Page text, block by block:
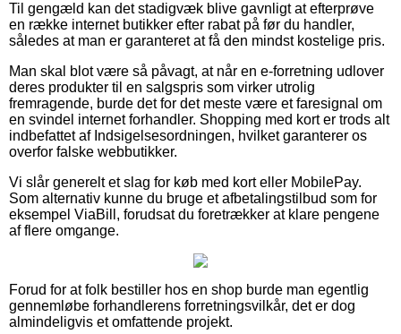
Til gengæld kan det stadigvæk blive gavnligt at efterprøve
en række internet butikker efter rabat på før du handler,
således at man er garanteret at få den mindst kostelige pris.
Man skal blot være så påvagt, at når en e-forretning udlover
deres produkter til en salgspris som virker utrolig
fremragende, burde det for det meste være et faresignal om
en svindel internet forhandler. Shopping med kort er trods alt
indbefattet af Indsigelsesordningen, hvilket garanterer os
overfor falske webbutikker.
Vi slår generelt et slag for køb med kort eller MobilePay.
Som alternativ kunne du bruge et afbetalingstilbud som for
eksempel ViaBill, forudsat du foretrækker at klare pengene
af flere omgange.
Forud for at folk bestiller hos en shop burde man egentlig
gennemløbe forhandlerens forretningsvilkår, det er dog
almindeligvis et omfattende projekt.